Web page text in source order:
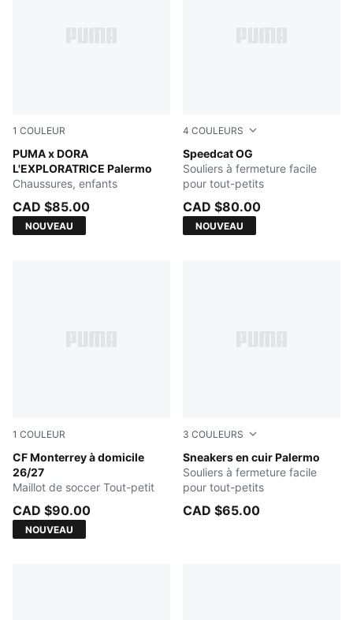
1 COULEUR
PUMA x DORA
L'EXPLORATRICE Palermo
Mauve Glow-Warm White
Chaussures, enfants
CAD $85.00
NOUVEAU
4 COULEURS
Speedcat OG
For All Time Red-PUMA
Souliers à fermeture facile
pour tout-petits
CAD $80.00
NOUVEAU
1 COULEUR
CF Monterrey à domicile
26/27
New Navy
Maillot de soccer Tout-petit
CAD $90.00
NOUVEAU
3 COULEURS
Sneakers en cuir Palermo
PUMA White-Cool Light
Souliers à fermeture facile
pour tout-petits
CAD $65.00